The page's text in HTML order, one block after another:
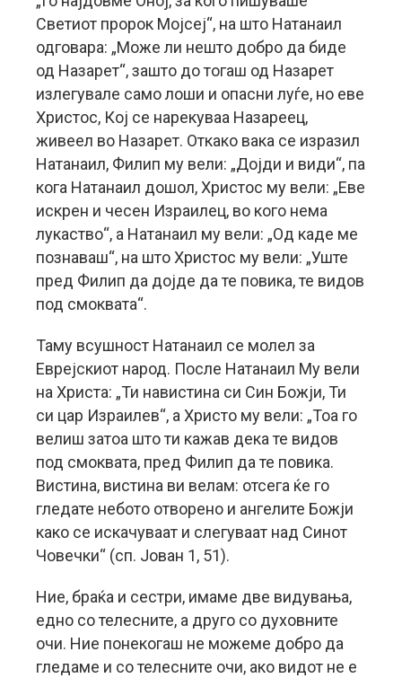
Светиот пророк Мојсеј“, на што Натанаил
одговара: „Може ли нешто добро да биде
од Назарет“, зашто до тогаш од Назарет
излегувале само лоши и опасни луѓе, но еве
Христос, Кој се нарекуваа Назареец,
живеел во Назарет. Откако вака се изразил
Натанаил, Филип му вели: „Дојди и види“, па
кога Натанаил дошол, Христос му вели: „Еве
искрен и чесен Израилец, во кого нема
лукаство“, а Натанаил му вели: „Од каде ме
познаваш“, на што Христос му вели: „Уште
пред Филип да дојде да те повика, те видов
под смоквата“.
Таму всушност Натанаил се молел за
Еврејскиот народ. После Натанаил Му вели
на Христа: „Ти навистина си Син Божји, Ти
си цар Израилев“, а Христо му вели: „Тоа го
велиш затоа што ти кажав дека те видов
под смоквата, пред Филип да те повика.
Вистина, вистина ви велам: отсега ќе го
гледате небото отворено и ангелите Божји
како се искачуваат и слегуваат над Синот
Човечки“ (сп. Јован 1, 51).
Ние, браќа и сестри, имаме две видувања,
едно со телесните, а друго со духовните
очи. Ние понекогаш не можеме добро да
гледаме и со телесните очи, ако видот не е